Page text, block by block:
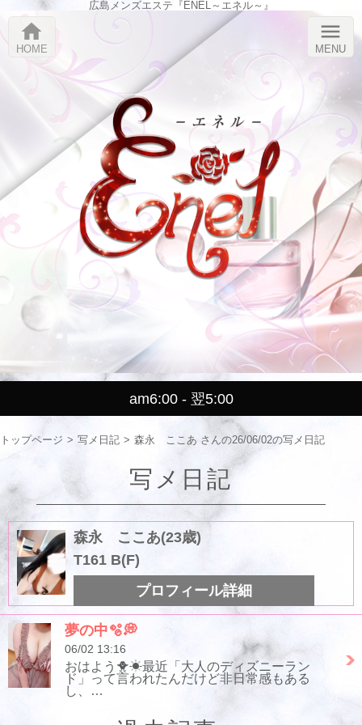
広島メンズエステ『ENEL～エネル～』
am6:00 - 翌5:00
home
HOME
menu
MENU
トップページ 写メ日記 森永 ここあ さんの26/06/02の写メ日記
写メ日記
森永 ここあ(23歳)
T161 B(F)
プロフィール詳細
夢の中🫧💭
06/02 13:16
おはよう🐥☀最近「大人のディズニーラン
ド」って言われたんだけど非日常感もある
し、…